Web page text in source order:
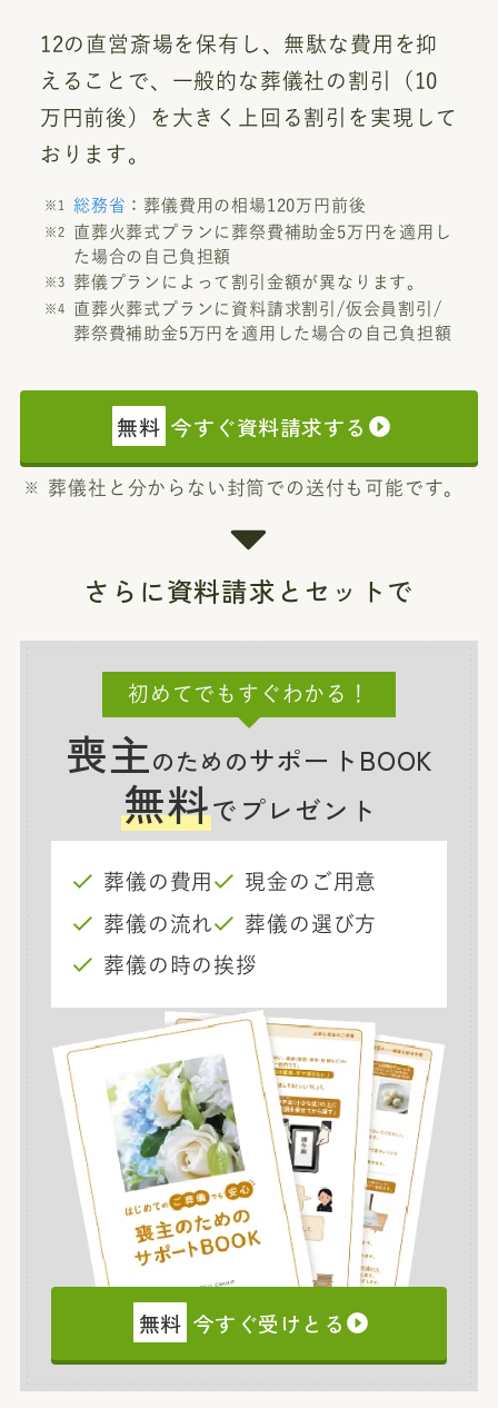
12の直営斎場を保有し、無駄な費用を抑
えることで、一般的な葬儀社の割引（10
万円前後）を大きく上回る割引を実現して
おります。
総務省 ：葬儀費用の相場120万円前後
直葬火葬式プランに葬祭費補助金5万円を適用し
た場合の自己負担額
葬儀プランによって割引金額が異なります。
直葬火葬式プランに資料請求割引/仮会員割引/
葬祭費補助金5万円を適用した場合の自己負担額
無料 今すぐ資料請求する
葬儀社と分からない封筒での送付も可能です。
さらに資料請求とセットで
初めてでもすぐわかる！
喪主のためのサポートBOOK
無料でプレゼント
葬儀の費用
現金のご用意
葬儀の流れ
葬儀の選び方
葬儀の時の挨拶
無料 今すぐ受けとる